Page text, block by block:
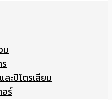
ม
ะปิโตรเลียม
ร์